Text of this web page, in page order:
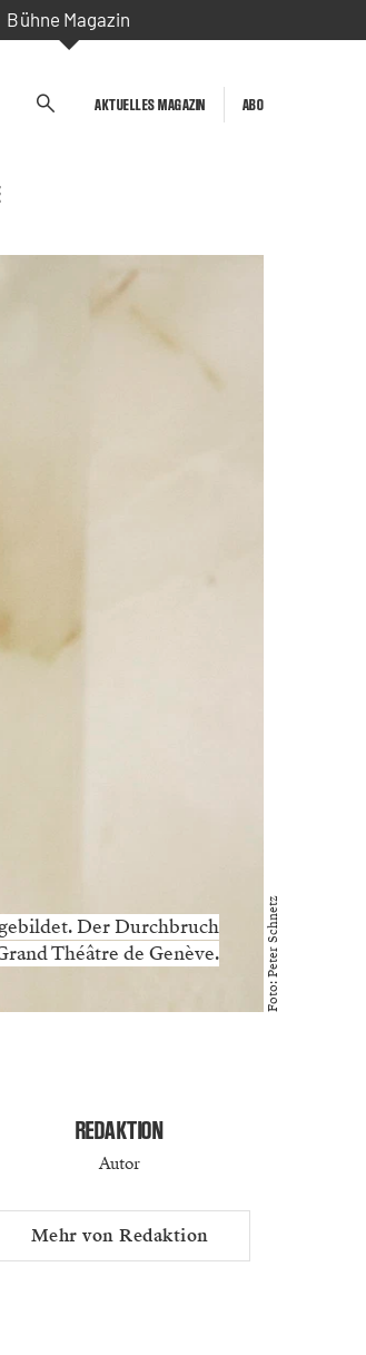
Bühne Magazin
AKTUELLES MAGAZIN ABO
Der Durchbruch
Théâtre de Genève.
Foto: Peter Schnetz
REDAKTION
Autor
Mehr von Redaktion